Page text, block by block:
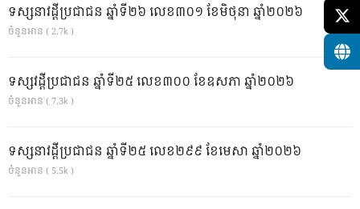
ទស្សនាវដ្ដីប្រជាជន ឆ្នាំទី២៦ លេខ៣០១ ខែមិថុនា ឆ្នាំ២០២៦
ចំនួនអាន ( 2.7k )
ទស្សវដ្តីប្រជាជន ឆ្នាំទី២៥ លេខ៣០០ ខែឧសភា ឆ្នាំ២០២៦
ចំនួនអាន ( 7.3k )
ទស្សនាវដ្ដីប្រជាជន ឆ្នាំទី២៥ លេខ២៩៩ ខែមេសា ឆ្នាំ២០២៦
ចំនួនអាន ( 5.5k )